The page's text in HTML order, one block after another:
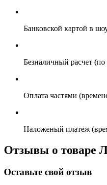
Банковской картой в
Безналичный расчет
Оплата частями
Наложеный платеж
Отзывы о товаре
Оставьте свой отзыв